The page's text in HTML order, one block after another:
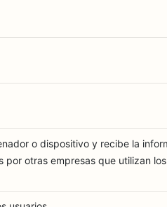
o dispositivo y recibe la
por otras empresas que utilizan